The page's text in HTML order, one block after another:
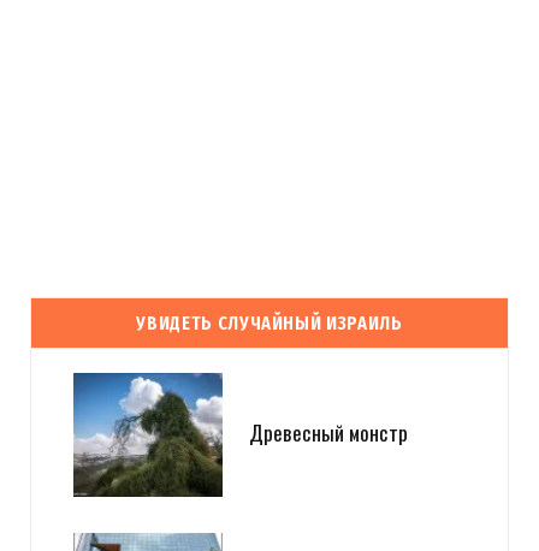
УВИДЕТЬ СЛУЧАЙНЫЙ ИЗРАИЛЬ
Древесный монстр